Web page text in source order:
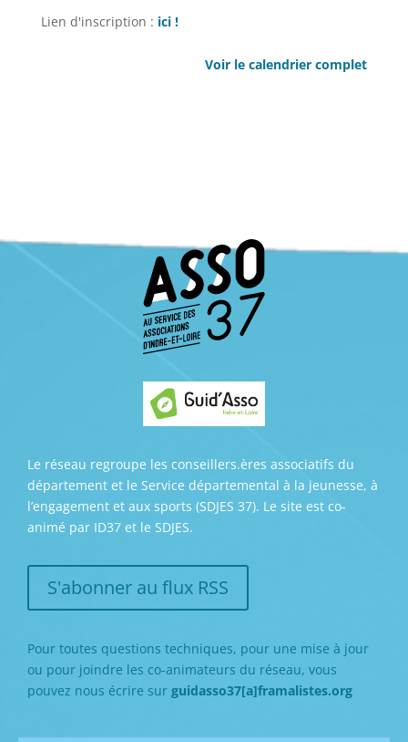
Lien d'inscription : ici !
Voir le calendrier complet
Le réseau regroupe les conseillers.ères associatifs du
département et le Service départemental à la jeunesse, à
l’engagement et aux sports (SDJES 37). Le site est co-
animé par ID37 et le SDJES.
S'abonner au flux RSS
Pour toutes questions techniques, pour une mise à jour
ou pour joindre les co-animateurs du réseau, vous
pouvez nous écrire sur guidasso37[a]framalistes.org